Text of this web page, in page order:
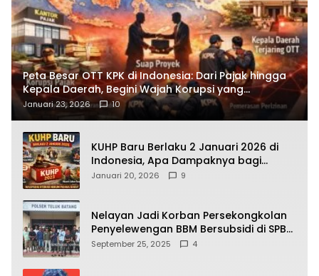
Peta Besar OTT KPK di Indonesia: Dari Pajak hingga
Kepala Daerah, Begini Wajah Korupsi yang
Terbongkar
Januari 23, 2026 10
KUHP Baru Berlaku 2 Januari 2026 di
Indonesia, Apa Dampaknya bagi
Kehidupan Warga? Ini Aturan Kunci
Januari 20, 2026 9
Nelayan Jadi Korban Persekongkolan
Penyelewengan BBM Bersubsidi di SPBU
64.78809 Teluk Batang
September 25, 2025 4